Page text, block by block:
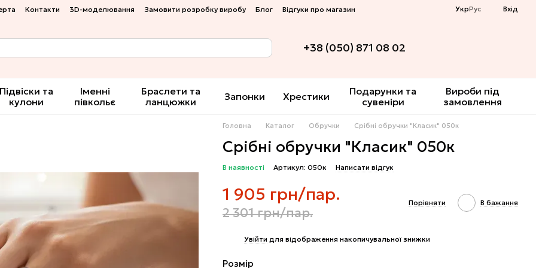
Контакти 3D-моделювання Замовити розробку виробу Блог Відгуки про магазин УкрРус Вхід
+38 (050) 871 08 02
Підвіски та
кулони
Іменні
півкольє
Браслети та
ланцюжки
Запонки Хрестики
Подарунки та
сувеніри
Вироби під
замовлення
Головна Каталог Обручки Срібні обручки "Класик" 050к
Срібні обручки "Класик" 050к
В наявності Артикул: 050к Написати відгук
1 905 грн/пар.
2 301 грн/пар.
Порівняти В бажання
Увійти для відображення накопичувальної знижки
Розмір